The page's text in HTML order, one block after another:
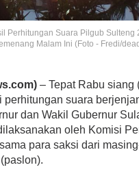
Perhitungan Suara Pilgub Sulteng
Malam Ini (Foto - Fredi/
– Tepat Rabu siang
perhitungan suara
dan Wakil Gubernur
oleh Komisi
para saksi dari